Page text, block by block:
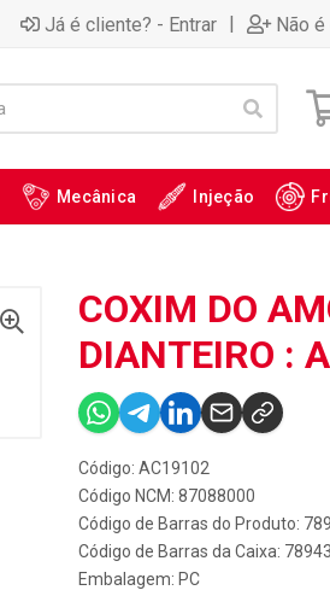
Já é cliente? - Entrar | Não
Mecânica Injeção
COXIM DO
DIANTEIRO :
Código: AC19102
Código NCM: 87088000
Código de Barras do Produto:
Código de Barras da Caixa:
Embalagem: PC